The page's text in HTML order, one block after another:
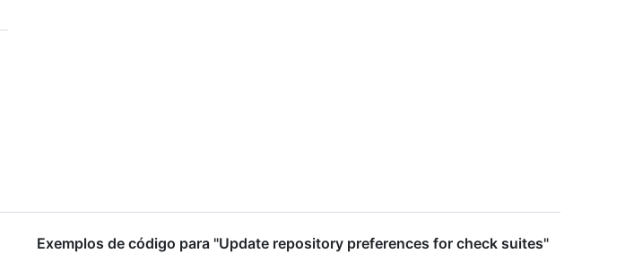
Exemplos de código para "Update repository preferences for check suites"